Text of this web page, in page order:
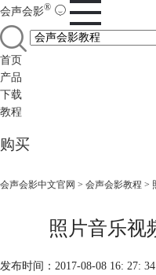
会声会影®
首页
产品
下载
教程
购买
会声会影中文官网 > 会声会影教程 >
照片音乐视
发布时间：2017-08-08 16: 27: 34